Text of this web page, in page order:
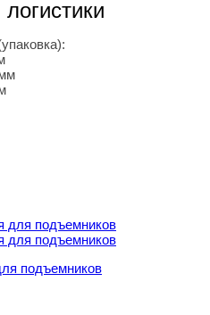
подъемников
подъемников